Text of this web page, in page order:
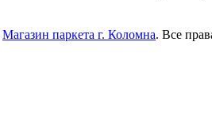
Магазин паркета г. Коломна. Все